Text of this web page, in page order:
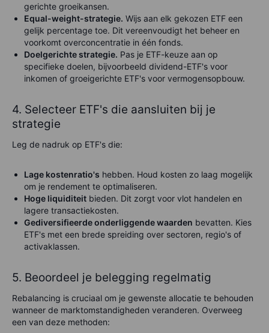
gerichte groeikansen.
Equal-weight-strategie. Wijs aan elk gekozen ETF een
gelijk percentage toe. Dit vereenvoudigt het beheer en
voorkomt overconcentratie in één fonds.
Doelgerichte strategie. Pas je ETF-keuze aan op
specifieke doelen, bijvoorbeeld dividend-ETF's voor
inkomen of groeigerichte ETF's voor vermogensopbouw.
4. Selecteer ETF's die aansluiten bij je
strategie
Leg de nadruk op ETF's die:
Lage kostenratio's hebben. Houd kosten zo laag mogelijk
om je rendement te optimaliseren.
Hoge liquiditeit bieden. Dit zorgt voor vlot handelen en
lagere transactiekosten.
Gediversifieerde onderliggende waarden bevatten. Kies
ETF's met een brede spreiding over sectoren, regio's of
activaklassen.
5. Beoordeel je belegging regelmatig
Rebalancing is cruciaal om je gewenste allocatie te behouden
wanneer de marktomstandigheden veranderen. Overweeg
een van deze methoden: